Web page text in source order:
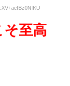
そ至高